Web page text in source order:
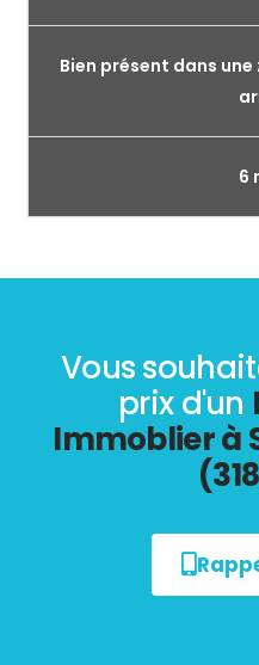
Bien présent dans
6
Vous
prix d'un
Immoblier à